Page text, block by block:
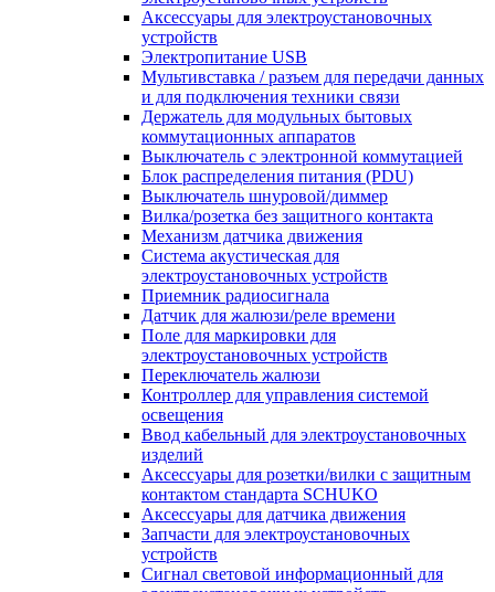
Аксессуары для электроустановочных
устройств
Электропитание USB
Мультивставка / разъем для передачи данных
и для подключения техники связи
Держатель для модульных бытовых
коммутационных аппаратов
Выключатель с электронной коммутацией
Блок распределения питания (PDU)
Выключатель шнуровой/диммер
Вилка/розетка без защитного контакта
Механизм датчика движения
Система акустическая для
электроустановочных устройств
Приемник радиосигнала
Датчик для жалюзи/реле времени
Поле для маркировки для
электроустановочных устройств
Переключатель жалюзи
Контроллер для управления системой
освещения
Ввод кабельный для электроустановочных
изделий
Аксессуары для розетки/вилки с защитным
контактом стандарта SCHUKO
Аксессуары для датчика движения
Запчасти для электроустановочных
устройств
Сигнал световой информационный для